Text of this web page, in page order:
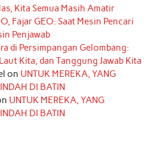
e
r
e
s
t
e
d
I
n
t
r
u
e
Kita Semua Masih Amatir
Fajar GEO: Saat Mesin Pencari
Penjawab
di Persimpangan Gelombang:
Kita, dan Tanggung Jawab Kita
on UNTUK MEREKA, YANG
DI BATIN
UNTUK MEREKA, YANG
DI BATIN